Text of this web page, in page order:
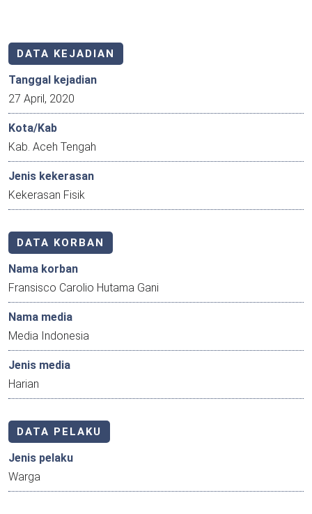
DATA KEJADIAN
Tanggal kejadian
27 April, 2020
Kota/Kab
Kab. Aceh Tengah
Jenis kekerasan
Kekerasan Fisik
DATA KORBAN
Nama korban
Fransisco Carolio Hutama Gani
Nama media
Media Indonesia
Jenis media
Harian
DATA PELAKU
Jenis pelaku
Warga